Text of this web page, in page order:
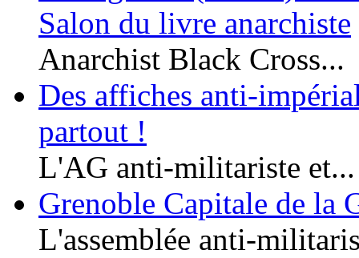
Salon du livre anarchiste
Anarchist Black Cross...
Des affiches anti-
partout !
L'AG anti-militariste et...
Grenoble Capitale de la
L'assemblée anti-